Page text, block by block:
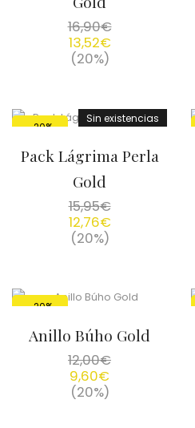
16,90€
13,52€
(20%)
Sin existencias
-20%
Pack Lágrima Perla
Gold
15,95€
12,76€
(20%)
-20%
Anillo Búho Gold
12,00€
9,60€
(20%)